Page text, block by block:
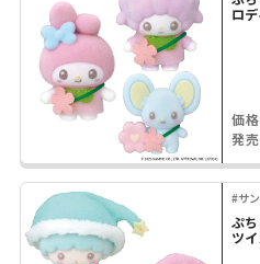
ロ
価
発
#サ
ぷ
ツ